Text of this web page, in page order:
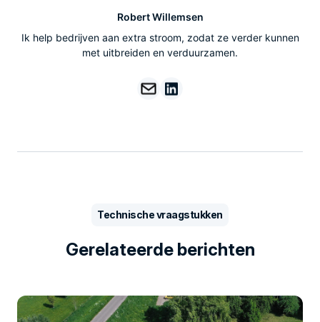
Robert Willemsen
Ik help bedrijven aan extra stroom, zodat ze verder kunnen
met uitbreiden en verduurzamen.
Technische vraagstukken
Gerelateerde berichten